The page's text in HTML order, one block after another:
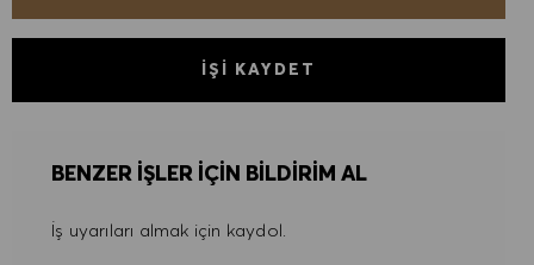
İŞI KAYDET
BENZER IŞLER IÇIN BILDIRIM AL
İş uyarıları almak için kaydol.